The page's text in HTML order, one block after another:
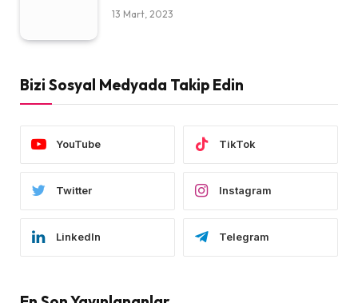
13 Mart, 2023
Bizi Sosyal Medyada Takip Edin
YouTube TikTok
Twitter Instagram
LinkedIn Telegram